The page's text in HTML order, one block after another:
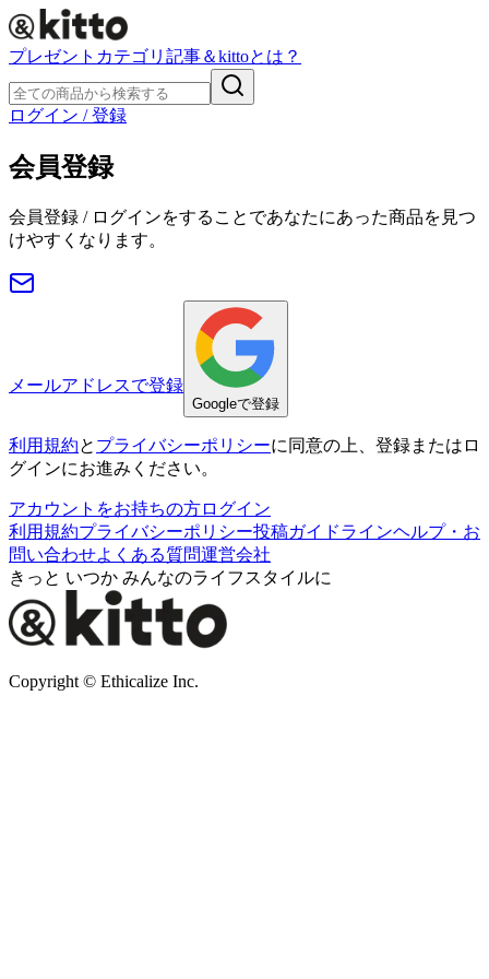
プレゼント カテゴリ 記事＆kittoとは？
ログイン / 登録
会員登録
会員登録 / ログインをすることであなたにあった商品を見つ
けやすくなります。
メールアドレスで登録
Googleで登録
利用規約と プライバシーポリシーに同意の上、登録またはロ
グインにお進みください。
アカウントをお持ちの方ログイン
利用規約プライバシーポリシー投稿ガイドラインヘルプ・お
問い合わせよくある質問運営会社
きっと いつか みんなのライフスタイルに
Copyright © Ethicalize Inc.